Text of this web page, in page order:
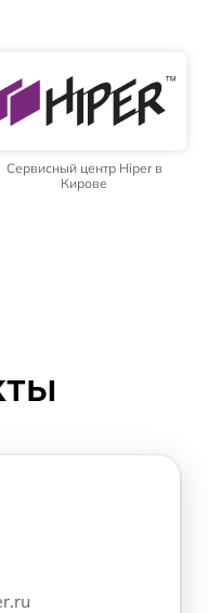
Сервисный центр Hiper в
Кирове